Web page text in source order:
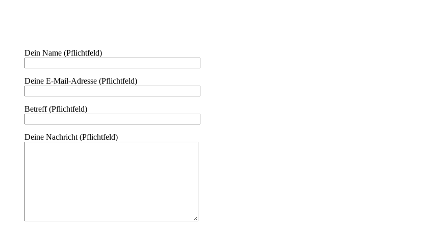
Dein Name (Pflichtfeld)
Deine E-Mail-Adresse (Pflichtfeld)
Betreff (Pflichtfeld)
Deine Nachricht (Pflichtfeld)